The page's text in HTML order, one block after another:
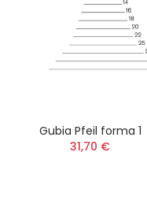
Gubia Pfeil forma 1
31,70 €